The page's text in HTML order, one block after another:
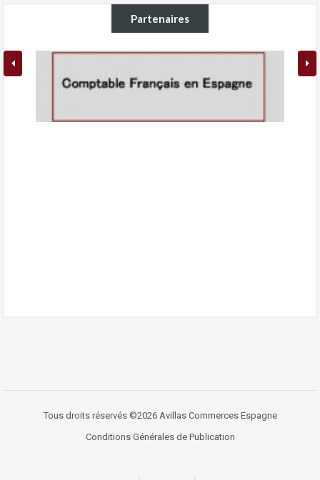
Partenaires
Tous droits réservés ©2026 Avillas Commerces Espagne
Conditions Générales de Publication